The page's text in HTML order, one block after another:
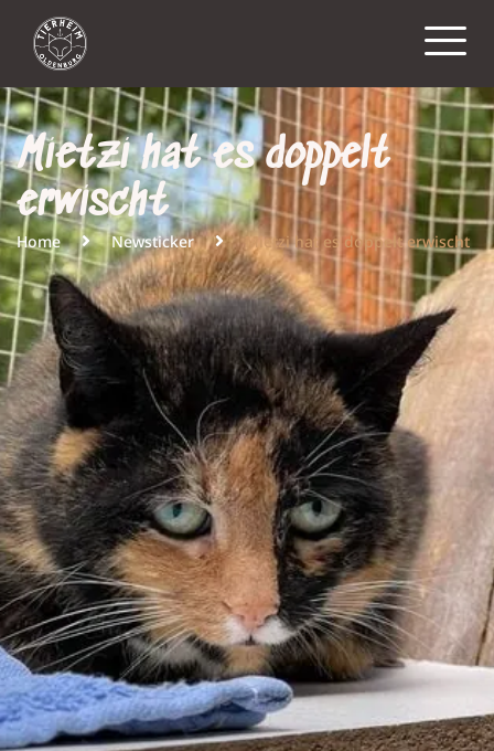
Mietzi hat es doppelt
erwischt
Home Newsticker Mietzi hat es doppelt erwischt